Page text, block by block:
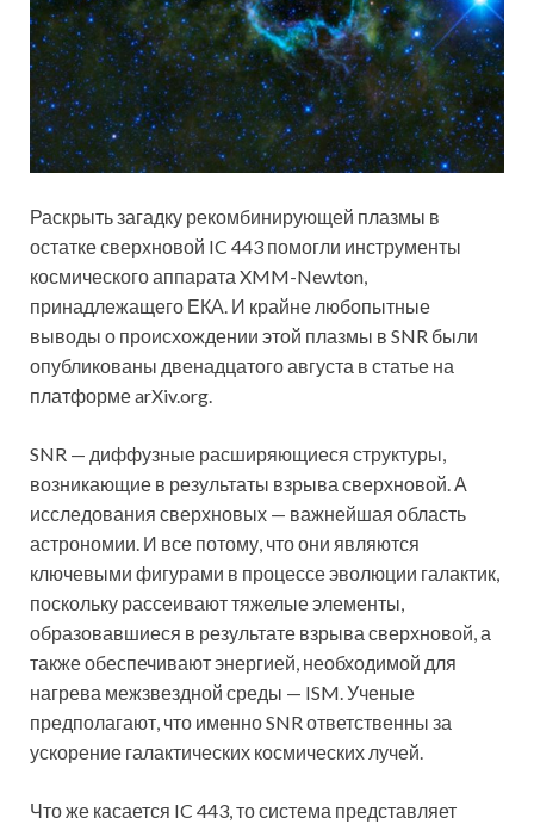
Раскрыть загадку рекомбинирующей плазмы в
остатке сверхновой IC 443 помогли инструменты
космического аппарата XMM-Newton,
принадлежащего ЕКА. И крайне любопытные
выводы о происхождении этой плазмы в SNR были
опубликованы двенадцатого августа в статье на
платформе arXiv.org.
SNR — диффузные расширяющиеся структуры,
возникающие в результаты взрыва сверхновой. А
исследования сверхновых — важнейшая область
астрономии. И все потому, что они являются
ключевыми фигурами в процессе эволюции галактик,
поскольку рассеивают тяжелые элементы,
образовавшиеся в результате взрыва сверхновой, а
также обеспечивают энергией, необходимой для
нагрева межзвездной среды — ISM. Ученые
предполагают, что именно SNR ответственны за
ускорение галактических космических лучей.
Что же касается IC 443, то система представляет